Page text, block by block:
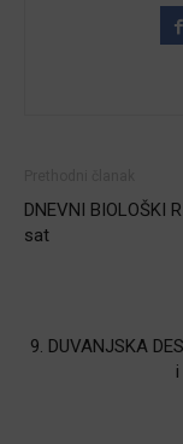
DNEVNI BIOLOŠKI
sat
9. DUVANJSKA